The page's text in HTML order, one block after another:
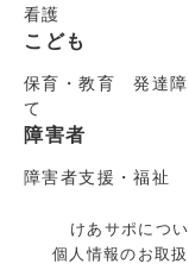
看護
こども
保育・教育 発達
て
障害者
障害者支援・福祉
けあサポにつ
個人情報のお取